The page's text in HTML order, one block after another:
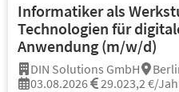
Informatiker als
Technologien für
Anwendung (m/w/d)
DIN Solutions GmbH
03.08.2026
29.023,2 €/